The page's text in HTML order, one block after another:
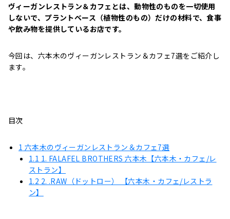
ヴィーガンレストラン＆カフェとは、動物性のものを一切使用
しないで、プラントベース（植物性のもの）だけの材料で、食事
や飲み物を提供しているお店です。
今回は、六本木のヴィーガンレストラン＆カフェ7選をご紹介し
ます。
目次
1 六本木のヴィーガンレストラン＆カフェ7選
1.1 1. FALAFEL BROTHERS 六本木【六本木・カフェ/レ
ストラン】
1.2 2. .RAW（ドットロー） 【六本木・カフェ/レストラ
ン】